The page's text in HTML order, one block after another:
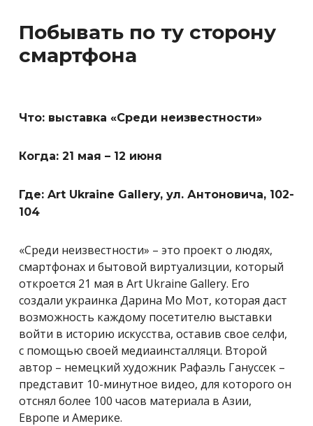
Побывать по ту сторону
смартфона
Что: выставка «Среди неизвестности»
Когда: 21 мая – 12 июня
Где: Art Ukraine Gallery, ул. Антоновича, 102-
104
«Среди неизвестности» – это проект о людях,
смартфонах и бытовой виртуализции, который
откроется 21 мая в Art Ukraine Gallery. Его
создали украинка Дарина Мо Мот, которая даст
возможность каждому посетителю выставки
войти в историю искусства, оставив свое селфи,
с помощью своей медиаинсталляци. Второй
автор – немецкий художник Рафаэль Гануссек –
представит 10-минутное видео, для которого он
отснял более 100 часов материала в Азии,
Европе и Америке.